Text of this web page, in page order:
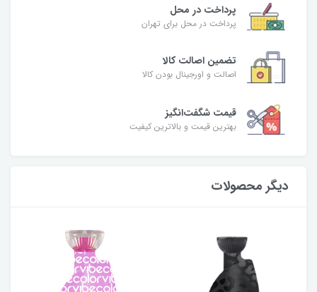
پرداخت در محل
پرداخت در محل برای تهران
تضمین اصالت کالا
اصالت و اورجینال بودن کالا
قیمت شگفت‌انگیز
بهترین قیمت و بالاترین کیفیت
دیگر محصولات